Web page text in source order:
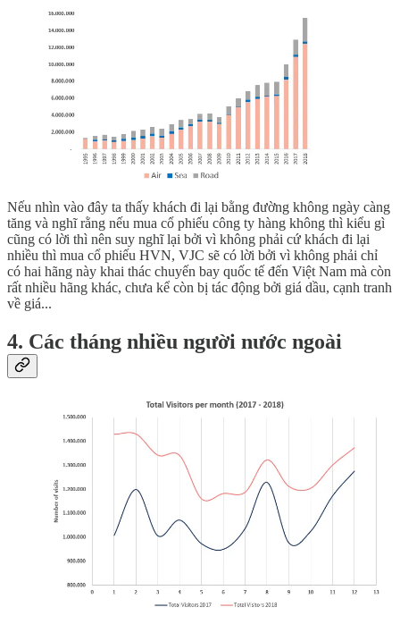
Nếu nhìn vào đây ta thấy khách đi lại bằng đường không ngày càng
tăng và nghĩ rằng nếu mua cổ phiếu công ty hàng không thì kiểu gì
cũng có lời thì nên suy nghĩ lại bởi vì không phải cứ khách đi lại
nhiều thì mua cổ phiếu HVN, VJC sẽ có lời bởi vì không phải chỉ
có hai hãng này khai thác chuyến bay quốc tế đến Việt Nam mà còn
rất nhiều hãng khác, chưa kể còn bị tác động bởi giá dầu, cạnh tranh
về giá...
4. Các tháng nhiều người nước ngoài